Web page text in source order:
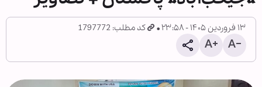
۱۳ فروردین ۱۴۰۵ - ۲۳:۵۸ کد مطلب: 1797772